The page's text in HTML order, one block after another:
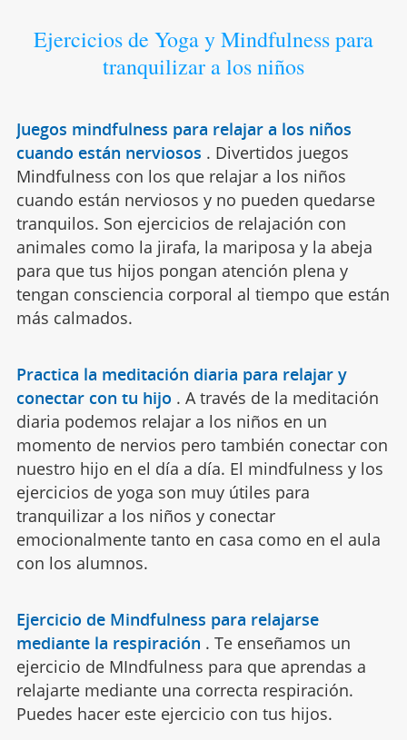
Ejercicios de Yoga y Mindfulness para
tranquilizar a los niños
Juegos mindfulness para relajar a los niños
cuando están nerviosos . Divertidos juegos
Mindfulness con los que relajar a los niños
cuando están nerviosos y no pueden quedarse
tranquilos. Son ejercicios de relajación con
animales como la jirafa, la mariposa y la abeja
para que tus hijos pongan atención plena y
tengan consciencia corporal al tiempo que están
más calmados.
Practica la meditación diaria para relajar y
conectar con tu hijo . A través de la meditación
diaria podemos relajar a los niños en un
momento de nervios pero también conectar con
nuestro hijo en el día a día. El mindfulness y los
ejercicios de yoga son muy útiles para
tranquilizar a los niños y conectar
emocionalmente tanto en casa como en el aula
con los alumnos.
Ejercicio de Mindfulness para relajarse
mediante la respiración . Te enseñamos un
ejercicio de MIndfulness para que aprendas a
relajarte mediante una correcta respiración.
Puedes hacer este ejercicio con tus hijos.